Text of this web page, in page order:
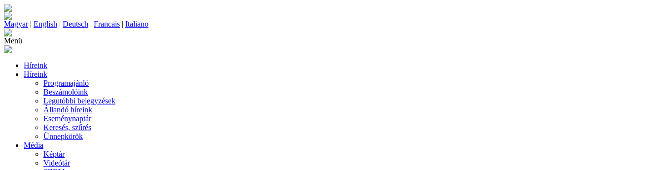
Magyar| English | Deutsch | Francais | Italiano
Menü
Híreink
Híreink
Programajánló
Beszámolóink
Legutóbbi bejegyzések
Állandó híreink
Eseménynaptár
Keresés, szűrés
Ünnepkörök
Média
Képtár
Videótár